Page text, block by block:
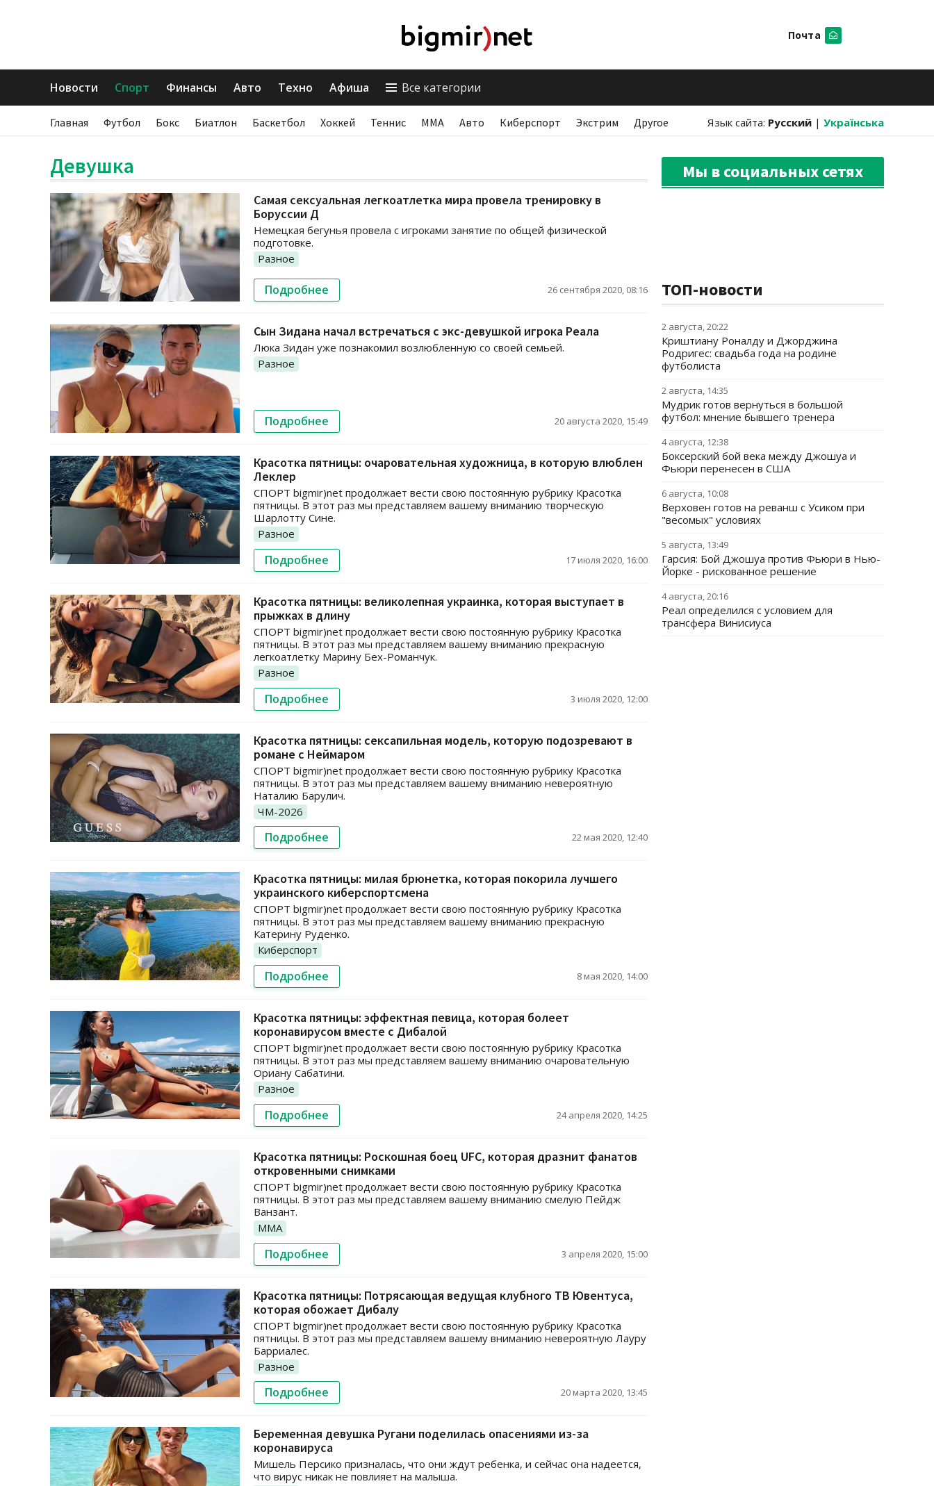
Почта
Новости Спорт Финансы Авто Техно Афиша Все категории
Главная Футбол Бокс Биатлон Баскетбол Хоккей Теннис ММА Авто Киберспорт Экстрим Другое Язык сайта: Русский | Українська
Девушка
Самая сексуальная легкоатлетка мира провела тренировку в
Боруссии Д
Немецкая бегунья провела с игроками занятие по общей физической
подготовке.
Разное
Подробнее 26 сентября 2020, 08:16
Сын Зидана начал встречаться с экс-девушкой игрока Реала
Люка Зидан уже познакомил возлюбленную со своей семьей.
Разное
Подробнее 20 августа 2020, 15:49
Красотка пятницы: очаровательная художница, в которую влюблен
Леклер
СПОРТ bigmir)net продолжает вести свою постоянную рубрику Красотка
пятницы. В этот раз мы представляем вашему вниманию творческую
Шарлотту Сине.
Разное
Подробнее 17 июля 2020, 16:00
Красотка пятницы: великолепная украинка, которая выступает в
прыжках в длину
СПОРТ bigmir)net продолжает вести свою постоянную рубрику Красотка
пятницы. В этот раз мы представляем вашему вниманию прекрасную
легкоатлетку Марину Бех-Романчук.
Разное
Подробнее 3 июля 2020, 12:00
Красотка пятницы: сексапильная модель, которую подозревают в
романе с Неймаром
СПОРТ bigmir)net продолжает вести свою постоянную рубрику Красотка
пятницы. В этот раз мы представляем вашему вниманию невероятную
Наталию Барулич.
ЧМ-2026
Подробнее 22 мая 2020, 12:40
Красотка пятницы: милая брюнетка, которая покорила лучшего
украинского киберспортсмена
СПОРТ bigmir)net продолжает вести свою постоянную рубрику Красотка
пятницы. В этот раз мы представляем вашему вниманию прекрасную
Катерину Руденко.
Киберспорт
Подробнее 8 мая 2020, 14:00
Красотка пятницы: эффектная певица, которая болеет
коронавирусом вместе с Дибалой
СПОРТ bigmir)net продолжает вести свою постоянную рубрику Красотка
пятницы. В этот раз мы представляем вашему вниманию очаровательную
Ориану Сабатини.
Разное
Подробнее 24 апреля 2020, 14:25
Красотка пятницы: Роскошная боец UFC, которая дразнит фанатов
откровенными снимками
СПОРТ bigmir)net продолжает вести свою постоянную рубрику Красотка
пятницы. В этот раз мы представляем вашему вниманию смелую Пейдж
Ванзант.
ММА
Подробнее 3 апреля 2020, 15:00
Красотка пятницы: Потрясающая ведущая клубного ТВ Ювентуса,
которая обожает Дибалу
СПОРТ bigmir)net продолжает вести свою постоянную рубрику Красотка
пятницы. В этот раз мы представляем вашему вниманию невероятную Лауру
Барриалес.
Разное
Подробнее 20 марта 2020, 13:45
Беременная девушка Ругани поделилась опасениями из-за
коронавируса
Мишель Персико призналась, что они ждут ребенка, и сейчас она надеется,
что вирус никак не повлияет на малыша.
Мы в социальных сетях
ТОП-новости
2 августа, 20:22
Криштиану Роналду и Джорджина
Родригес: свадьба года на родине
футболиста
2 августа, 14:35
Мудрик готов вернуться в большой
футбол: мнение бывшего тренера
4 августа, 12:38
Боксерский бой века между Джошуа и
Фьюри перенесен в США
6 августа, 10:08
Верховен готов на реванш с Усиком при
"весомых" условиях
5 августа, 13:49
Гарсия: Бой Джошуа против Фьюри в Нью-
Йорке - рискованное решение
4 августа, 20:16
Реал определился с условием для
трансфера Винисиуса